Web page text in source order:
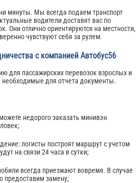
минуты. Мы всегда подаем транспорт
водители доставят вас по
Они отлично ориентируются на местности,
чувствуют себя за рулем.
с компанией Автобус56
для пассажирских перевозок взрослых и
для отчета документы.
недорого заказать минивэн
логисты построят маршрут с учетом
на связи 24 часа в сутки;
всегда приезжают вовремя. В случае
предоставим замену;